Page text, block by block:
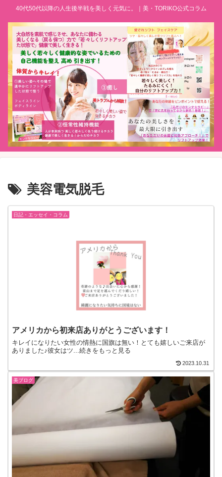
40代50代以降の人生後半戦を美しく元気に。｜美・TORIKO公式コラム
美容電気脱毛
日記・エッセイ・コラム
アメリカから初来店ありがとうございます！
キレイになりたい女性の情熱に国旗は無い！とても嬉しいご来店が
ありました♪彼女はツ...続きをもっと見る
2023.10.31
美ブログ